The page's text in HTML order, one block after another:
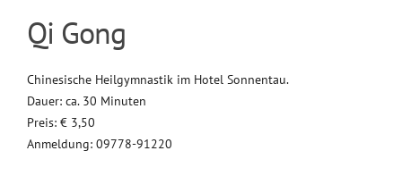
Qi Gong
Chinesische Heilgymnastik im Hotel Sonnentau.
Dauer: ca. 30 Minuten
Preis: € 3,50
Anmeldung: 09778-91220